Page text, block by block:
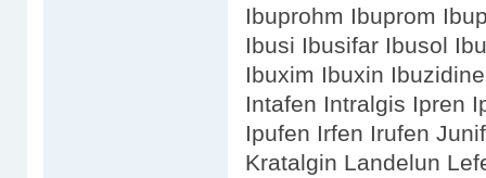
Ibuprohm Ibuprom
Ibusi Ibusifar Ibusol
Ibuxim Ibuxin
Intafen Intralgis Ipren
Ipufen Irfen Irufen
Kratalgin Landelun